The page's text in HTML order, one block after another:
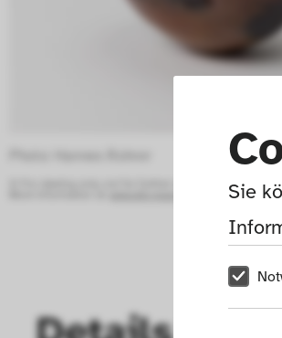
Sie
www.die-neue-sammlung.de/en/